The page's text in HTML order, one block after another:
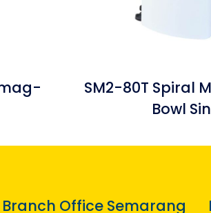
SM2-80T Spiral
Bowl
Branch Office Semarang